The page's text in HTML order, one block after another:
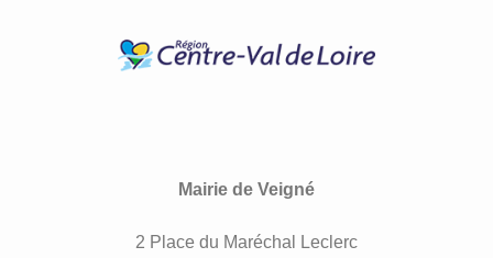
Mairie de Veigné
2 Place du Maréchal Leclerc